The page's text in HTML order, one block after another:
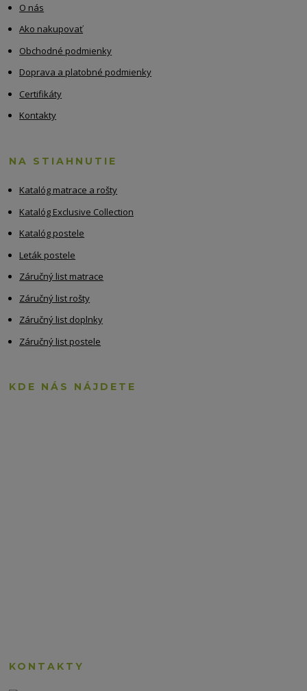
O nás
Ako nakupovať
Obchodné podmienky
Doprava a platobné podmienky
Certifikáty
Kontakty
NA STIAHNUTIE
Katalóg matrace a rošty
Katalóg Exclusive Collection
Katalóg postele
Leták postele
Záručný list matrace
Záručný list rošty
Záručný list doplnky
Záručný list postele
KDE NÁS NÁJDETE
KONTAKTY